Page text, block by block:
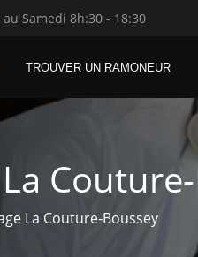
Samedi 8h:30 - 18:30
TROUVER UN RAMONEUR
La Couture-Boussey